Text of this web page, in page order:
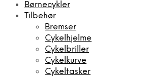
Børnecykler
Tilbehør
Bremser
Cykelhjelme
Cykelbriller
Cykelkurve
Cykeltasker